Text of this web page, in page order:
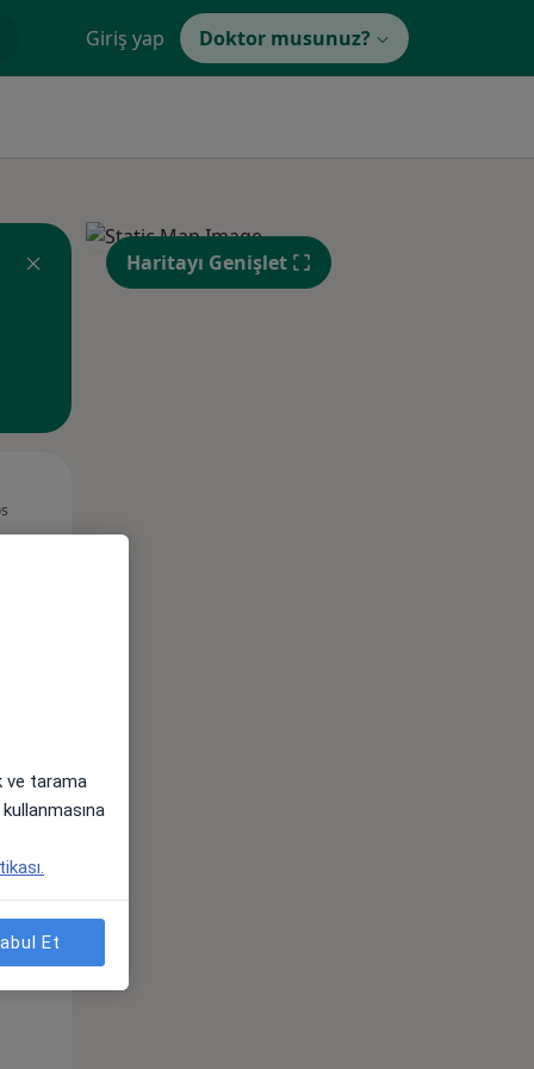
Giriş yap Doktor musunuz?
13 Ağustos
Haritayı Genişlet
ve tarama
Et